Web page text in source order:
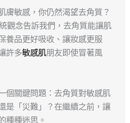
膚敏感，你仍然渴望去角質？
念告訴我們，去角質能讓肌
養品更好吸收、讓妝感更服
許多敏感肌朋友即使冒著風
個關鍵問題：去角質對敏感肌
是「災難」？在繼續之前，讓
種種迷思。